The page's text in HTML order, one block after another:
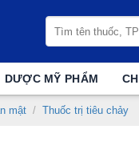
kiếm:
DƯỢC MỸ PHẨM
mật / Thuốc trị tiêu chảy